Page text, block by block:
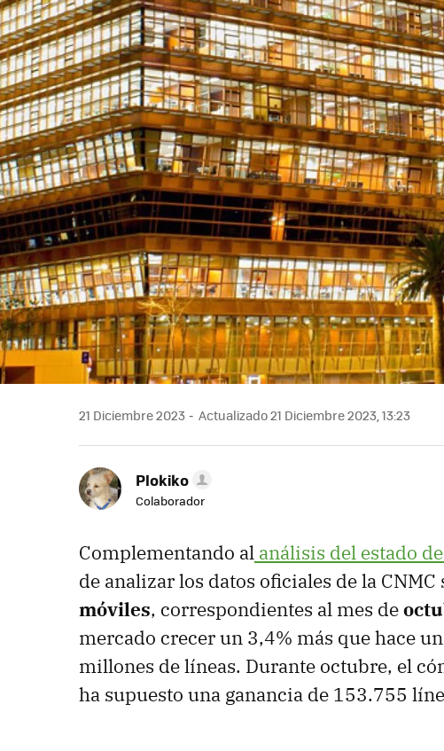
21 Diciembre 2023 Actualizado 21 Diciembre 2023, 13:23
Plokiko
Colaborador
Complementando al análisis del estado
de analizar los datos oficiales de la CNMC
móviles, correspondientes al mes de
mercado crecer un 3,4% más que hace
millones de líneas. Durante octubre, el
ha supuesto una ganancia de 153.755